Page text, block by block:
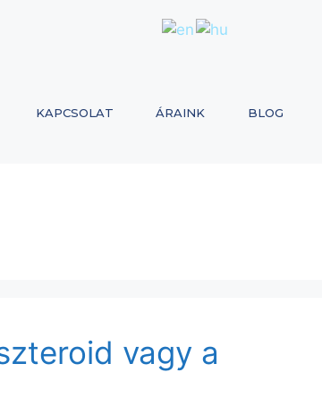
KAPCSOLAT ÁRAINK BLOG
vagy a